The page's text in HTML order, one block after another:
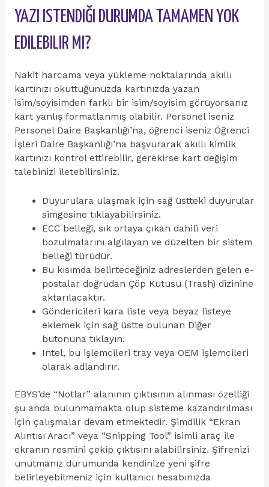
YAZI ISTENDIĞI DURUMDA TAMAMEN YOK
EDILEBILIR MI?
Nakit harcama veya yükleme noktalarında akıllı
kartınızı okuttuğunuzda kartınızda yazan
isim/soyisimden farklı bir isim/soyisim görüyorsanız
kart yanlış formatlanmış olabilir. Personel iseniz
Personel Daire Başkanlığı’na, öğrenci iseniz Öğrenci
İşleri Daire Başkanlığı’na başvurarak akıllı kimlik
kartınızı kontrol ettirebilir, gerekirse kart değişim
talebinizi iletebilirsiniz.
Duyurulara ulaşmak için sağ üstteki duyurular
simgesine tıklayabilirsiniz.
ECC belleği, sık ortaya çıkan dahili veri
bozulmalarını algılayan ve düzelten bir sistem
belleği türüdür.
Bu kısımda belirteceğiniz adreslerden gelen e-
postalar doğrudan Çöp Kutusu (Trash) dizinine
aktarılacaktır.
Göndericileri kara liste veya beyaz listeye
eklemek için sağ üstte bulunan Diğer
butonuna tıklayın.
Intel, bu işlemcileri tray veya OEM işlemcileri
olarak adlandırır.
EBYS’de “Notlar” alanının çıktısının alınması özelliği
şu anda bulunmamakta olup sisteme kazandırılması
için çalışmalar devam etmektedir. Şimdilik “Ekran
Alıntısı Aracı” veya “Snipping Tool” isimli araç ile
ekranın resmini çekip çıktısını alabilirsiniz. Şifrenizi
unutmanız durumunda kendinize yeni şifre
belirleyebilmeniz için kullanıcı hesabınızda